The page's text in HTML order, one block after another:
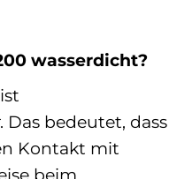
wasserdicht?
. Das bedeutet, dass
Kontakt mit
beim